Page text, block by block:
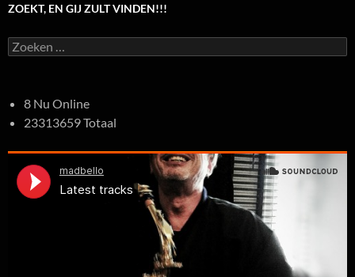
ZOEKT, EN GIJ ZULT VINDEN!!!
Zoeken
naar:
8 Nu Online
23313659 Totaal